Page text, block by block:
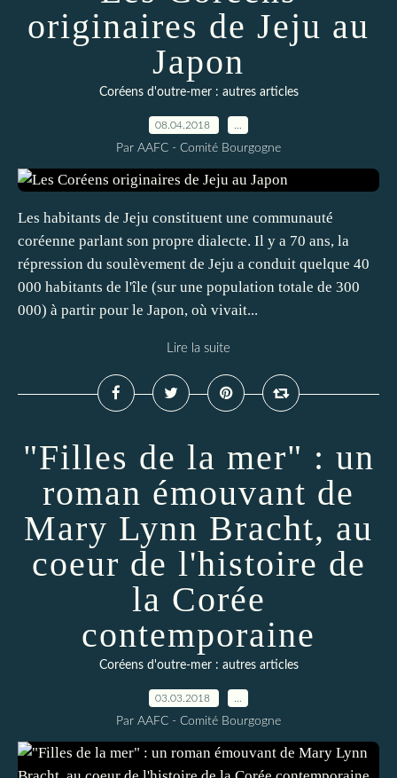
originaires de Jeju au
Japon
Coréens d'outre-mer : autres articles
08.04.2018
Par AAFC - Comité Bourgogne
Les habitants de Jeju constituent une communauté
coréenne parlant son propre dialecte. Il y a 70 ans, la
répression du soulèvement de Jeju a conduit quelque 40
000 habitants de l'île (sur une population totale de 300
000) à partir pour le Japon, où vivait...
Lire la suite
"Filles de la mer" : un
roman émouvant de
Mary Lynn Bracht, au
coeur de l'histoire de
la Corée
contemporaine
Coréens d'outre-mer : autres articles
03.03.2018
Par AAFC - Comité Bourgogne